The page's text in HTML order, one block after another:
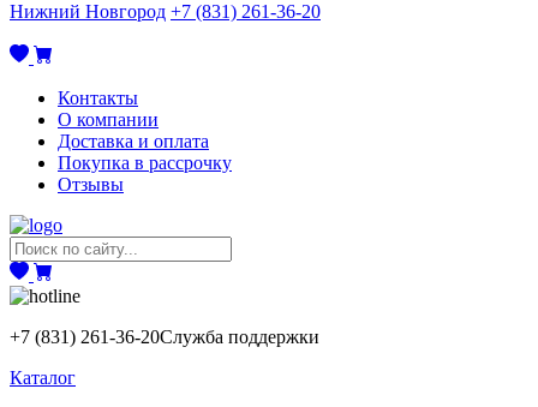
Нижний Новгород +7 (831) 261-36-20
Контакты
О компании
Доставка и оплата
Покупка в рассрочку
Отзывы
+7 (831) 261-36-20Служба поддержки
Каталог